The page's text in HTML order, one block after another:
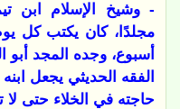
أسبوع، وجده المجد
الفقه الحديثي يجعل
حاجته في الخلاء حتى لا